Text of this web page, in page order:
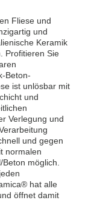
Fliese und
und
Keramik
Profitieren Sie
Beton-
ist unlösbar mit
und
Verlegung und
und gegen
normalen
möglich.
hat alle
öffnet damit